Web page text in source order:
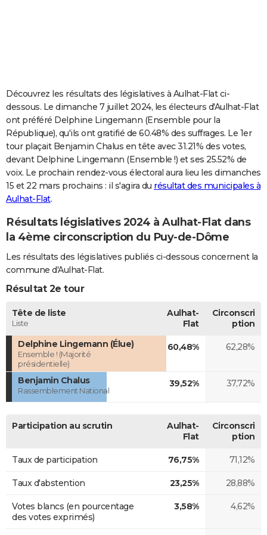
Carte de Noël
Carte Bonne année
Carte Saint-Valentin
Carte Pâques
Carte d'anniversaire
DICTIONNAIRE
Dictionnaire
Biographies
Citations
Expressions
Proverbes
PROGRAMME TV
COPAINS D'AVANT
S'inscrire
Se connecter
Lycées
Collèges
Primaires
Universités
Entreprises
Service militaire
Avis de recherche
AVIS DE DÉCÈS
Découvrez les résultats des législatives à Aulhat-Flat ci-
dessous. Le dimanche 7 juillet 2024, les électeurs d'Aulhat-Flat
ont préféré Delphine Lingemann (Ensemble pour la
République), qu'ils ont gratifié de 60.48% des suffrages. Le 1er
tour plaçait Benjamin Chalus en tête avec 31.21% des votes,
devant Delphine Lingemann (Ensemble !) et ses 25.52% de
voix. Le prochain rendez-vous électoral aura lieu les dimanches
15 et 22 mars prochains : il s'agira du résultat des municipales à
Aulhat-Flat.
Résultats législatives 2024 à Aulhat-Flat dans
la 4ème circonscription du Puy-de-Dôme
Les résultats des législatives publiés ci-dessous concernent la
commune d'Aulhat-Flat.
Résultat 2e tour
Tête de liste
Liste
Aulhat-
Flat
Circonscri
ption
Delphine Lingemann (Élue)
Ensemble ! (Majorité
présidentielle)
60,48% 62,28%
Benjamin Chalus
Rassemblement National
39,52% 37,72%
Participation au scrutin
Aulhat-
Flat
Circonscri
ption
Taux de participation 76,75% 71,12%
Taux d'abstention 23,25% 28,88%
Votes blancs (en pourcentage
des votes exprimés)
3,58% 4,62%